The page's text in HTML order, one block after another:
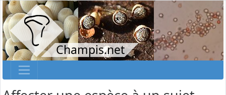
Champis.net